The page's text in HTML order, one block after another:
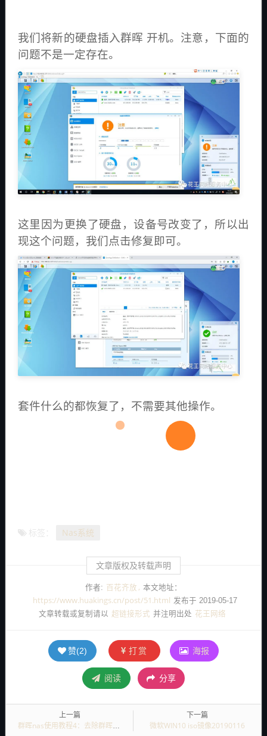
我们将新的硬盘插入群晖 开机。注意，下面的
问题不是一定存在。
这里因为更换了硬盘，设备号改变了，所以出
现这个问题，我们点击修复即可。
套件什么的都恢复了，不需要其他操作。
Nas系统
文章版权及转载声明
作者: 百花齐放 本文地址：
https://www.huakings.cn/post/51.html 发布于 2019-05-17
文章转载或复制请以 超链接形式 并注明出处 花王网络
赞(2) 打赏 海报
阅读 分享
上一篇
群晖nas使用教程4：去除群晖提示升级小红点
下一篇
微软WIN10 iso镜像20190116